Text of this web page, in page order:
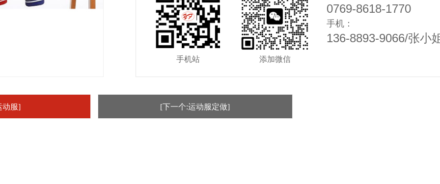
手机站 添加微信
0769-8618-1770
手机：
136-8893-9066/张小
动服] [下一个:运动服定做]